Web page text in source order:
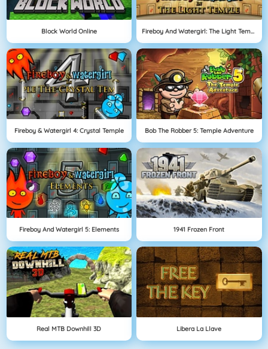
Block World Online Fireboy And Watergirl: The Light Temple
Fireboy & Watergirl 4: Crystal Temple Bob The Robber 5: Temple Adventure
Fireboy And Watergirl 5: Elements 1941 Frozen Front
Real MTB Downhill 3D Libera La Llave